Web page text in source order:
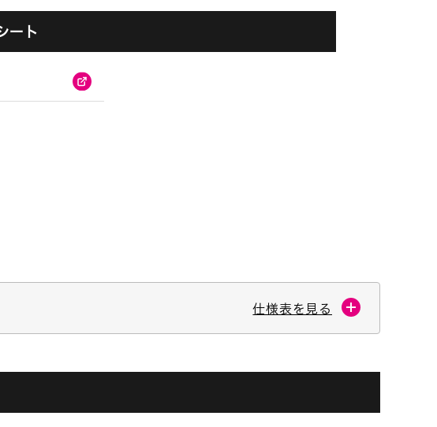
ート
仕様表を見る